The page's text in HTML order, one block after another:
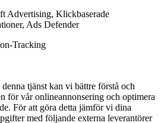
Advertising, Klickbaserade
Ads Defender
Tracking
tjänst kan vi bättre förstå och
för vår onlineannonsering och optimera
För att göra detta jämför vi dina
med följande externa leverantörer